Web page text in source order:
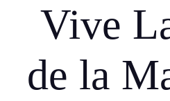
Vive
de la